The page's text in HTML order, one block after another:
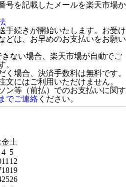
号を記載したメールを楽天市場か
手続きが開始いたします。お受け
どは、お早めのお支払いをお願い
ない場合、楽天市場が自動でご
。
く場合、決済手数料は無料です。
にはご利用いただけません。
ン等（前払）でのお支払いに関す
でご連絡 ください。
金土
4 5
11 12
1819
2526